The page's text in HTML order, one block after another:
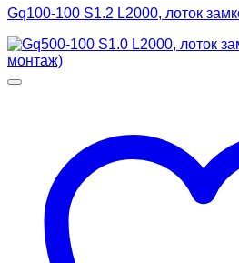
Gq100-100 S1.2 L2000, лоток